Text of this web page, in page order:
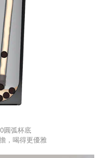
圓弧杯底
，喝得更優雅